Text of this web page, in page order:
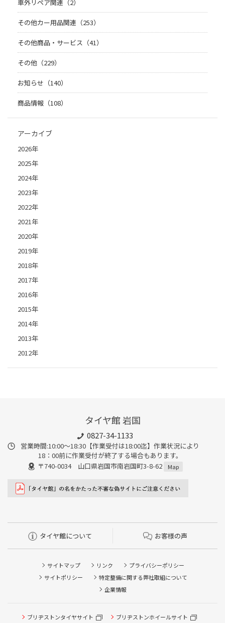
車外リペア関連（2）
その他カー用品関連（253）
その他商品・サービス（41）
その他（229）
お知らせ（140）
商品情報（108）
アーカイブ
2026年
2025年
2024年
2023年
2022年
2021年
2020年
2019年
2018年
2017年
2016年
2015年
2014年
2013年
2012年
タイヤ館 岩国
0827-34-1133
営業時間:10:00〜18:30【作業受付は18:00迄】作業状況により
18：00前に作業受付が終了する場合もあります。
〒740-0034 山口県岩国市南岩国町3-8-62
Map
タイヤ館について お客様の声
サイトマップ リンク
プライバシーポリシー
サイトポリシー
特定整備に関する弊社取組について
企業情報
ブリヂストンタイヤサイト ブリヂストンホイールサイト
タイヤ点検・安全点検/タイヤ履き替え/オイル交換/その他